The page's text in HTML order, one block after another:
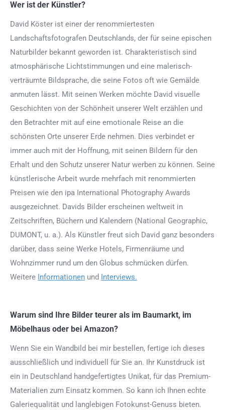
Wer ist der Künstler?
David Köster ist einer der renommiertesten
Landschaftsfotografen Deutschlands, der für seine epischen
Naturbilder bekannt geworden ist. Charakteristisch sind
atmosphärische Lichtstimmungen und eine malerisch-
verträumte Bildsprache, die seine Fotos oft wie Gemälde
anmuten lässt. Mit seinen Werken möchte David visuelle
Geschichten von der Schönheit unserer Welt erzählen und
den Betrachter mit auf eine emotionale Reise an die
schönsten Orte unserer Erde nehmen. Dies verbindet er
immer auch mit der Hoffnung, mit seinen Bildern für den
Erhalt und den Schutz unserer Natur werben zu können. Seine
künstlerische Arbeit wurde mehrfach mit renommierten
Preisen wie den ipa International Photography Awards
ausgezeichnet. Davids Bilder erscheinen weltweit in
Zeitschriften, Büchern und Kalendern (National Geographic,
DUMONT, u. a.). Als Künstler freut sich David ganz besonders
darüber, dass seine Werke Hotels, Firmenräume und
Wohnzimmer rund um den Globus schmücken dürfen.
Weitere Informationen und Interviews.
Warum sind Ihre Bilder teurer als im Baumarkt, im
Möbelhaus oder bei Amazon?
Wenn Sie ein Wandbild bei mir bestellen, fertige ich dieses
ausschließlich und individuell für Sie an. Ihr Kunstdruck ist
ein in Deutschland handgefertigtes Unikat, für das Premium-
Materialien zum Einsatz kommen. So kann ich Ihnen echte
Galeriequalität und langlebigen Fotokunst-Genuss bieten.